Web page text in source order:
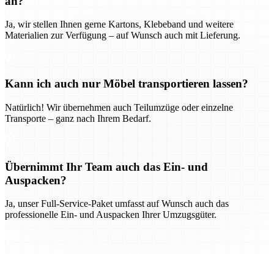
Ja, wir stellen Ihnen gerne Kartons, Klebeband und weitere
Materialien zur Verfügung – auf Wunsch auch mit Lieferung.
Kann ich auch nur Möbel transportieren lassen?
Natürlich! Wir übernehmen auch Teilumzüge oder einzelne
Transporte – ganz nach Ihrem Bedarf.
Übernimmt Ihr Team auch das Ein- und
Auspacken?
Ja, unser Full-Service-Paket umfasst auf Wunsch auch das
professionelle Ein- und Auspacken Ihrer Umzugsgüter.